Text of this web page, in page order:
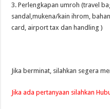
3. Perlengkapan umroh (travel
sandal,mukena/kain ihrom,
card, airport tax dan handling )
Jika berminat, silahkan segera
Jika ada pertanyaan silahkan